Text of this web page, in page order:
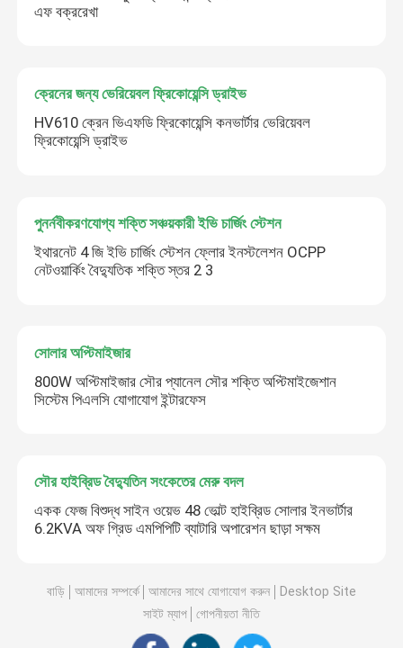
এফ বক্ররেখা
ক্রেনের জন্য ভেরিয়েবল ফ্রিকোয়েন্সি ড্রাইভ
HV610 ক্রেন ভিএফডি ফ্রিকোয়েন্সি কনভার্টার ভেরিয়েবল
ফ্রিকোয়েন্সি ড্রাইভ
পুনর্নবীকরণযোগ্য শক্তি সঞ্চয়কারী ইভি চার্জিং স্টেশন
ইথারনেট 4 জি ইভি চার্জিং স্টেশন ফ্লোর ইনস্টলেশন OCPP
নেটওয়ার্কিং বৈদ্যুতিক শক্তি স্তর 2 3
সোলার অপ্টিমাইজার
800W অপ্টিমাইজার সৌর প্যানেল সৌর শক্তি অপ্টিমাইজেশান
সিস্টেম পিএলসি যোগাযোগ ইন্টারফেস
সৌর হাইব্রিড বৈদ্যুতিন সংকেতের মেরু বদল
একক ফেজ বিশুদ্ধ সাইন ওয়েভ 48 ভোল্ট হাইব্রিড সোলার ইনভার্টার
6.2KVA অফ গ্রিড এমপিপিটি ব্যাটারি অপারেশন ছাড়া সক্ষম
বাড়ি আমাদের সম্পর্কে আমাদের সাথে যোগাযোগ করুন
Desktop Site
সাইট ম্যাপ
গোপনীয়তা নীতি